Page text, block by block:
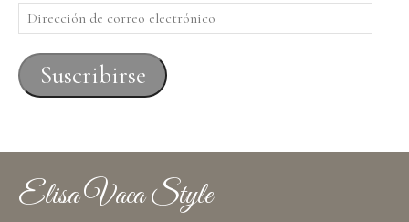
Dirección
de
correo
electrónico
Suscribirse
Elisa Vaca Style